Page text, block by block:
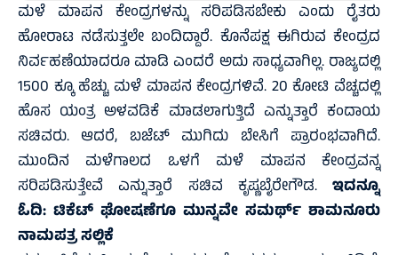
ಮಳೆ ಮಾಪನ ಕೇಂದ್ರಗಳನ್ನು ಸರಿಪಡಿಸಬೇಕು ಎಂದು ರೈತರು
ಹೋರಾಟ ನಡೆಸುತ್ತಲೇ ಬಂದಿದ್ದಾರೆ. ಕೊನೆಪಕ್ಷ ಈಗಿರುವ ಕೇಂದ್ರದ
ನಿರ್ವಹಣೆಯಾದರೂ ಮಾಡಿ ಎಂದರೆ ಅದು ಸಾಧ್ಯವಾಗಿಲ್ಲ. ರಾಜ್ಯದಲ್ಲಿ
1500 ಕ್ಕೂ ಹೆಚ್ಚು ಮಳೆ ಮಾಪನ ಕೇಂದ್ರಗಳಿವೆ. 20 ಕೋಟಿ ವೆಚ್ಚದಲ್ಲಿ
ಹೊಸ ಯಂತ್ರ ಅಳವಡಿಕೆ ಮಾಡಲಾಗುತ್ತಿದೆ ಎನ್ನುತ್ತಾರೆ ಕಂದಾಯ
ಸಚಿವರು. ಆದರೆ, ಬಜೆಟ್ ಮುಗಿದು ಬೇಸಿಗೆ ಪ್ರಾರಂಭವಾಗಿದೆ.
ಮುಂದಿನ ಮಳೆಗಾಲದ ಒಳಗೆ ಮಳೆ ಮಾಪನ ಕೇಂದ್ರವನ್ನ
ಸರಿಪಡಿಸುತ್ತೇವೆ ಎನ್ನುತ್ತಾರೆ ಸಚಿವ ಕೃಷ್ಣಬೈರೇಗೌಡ. ಇದನ್ನೂ
ಓದಿ: ಟಿಕೆಟ್‌ ಘೋಷಣೆಗೂ ಮುನ್ನವೇ ಸಮರ್ಥ್‌ ಶಾಮನೂರು
ನಾಮಪತ್ರ ಸಲ್ಲಿಕೆ